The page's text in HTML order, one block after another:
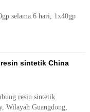
selama 6 hari, 1x40gp
sintetik China
resin sintetik
Wilayah Guangdong,